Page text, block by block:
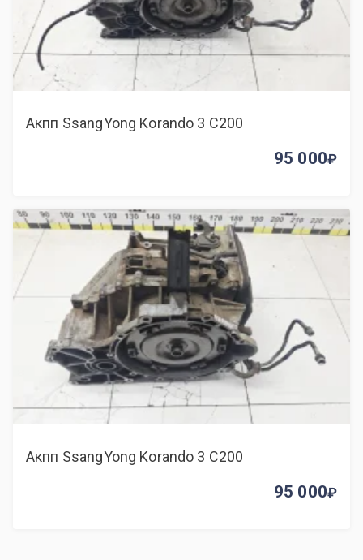
Акпп SsangYong Korando 3 C200
95 000
Акпп SsangYong Korando 3 C200
95 000